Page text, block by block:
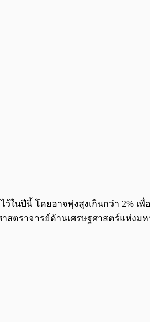
ในปีนี้ โดยอาจพุ่งสูงเกินกว่า 2% เ
าสตราจารย์ด้านเศรษฐศาสตร์แห่งม